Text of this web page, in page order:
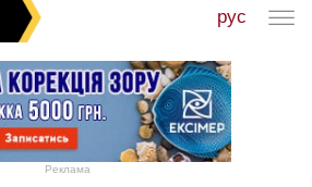
рус
Реклама